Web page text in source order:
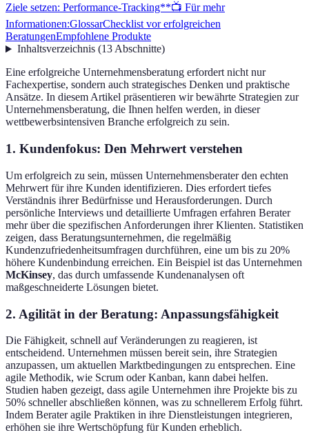
Ziele setzen: Performance-Tracking**📺 Für mehr
Informationen:GlossarChecklist vor erfolgreichen
BeratungenEmpfohlene Produkte
Inhaltsverzeichnis(13Abschnitte)
Eine erfolgreiche Unternehmensberatung erfordert nicht nur
Fachexpertise, sondern auch strategisches Denken und praktische
Ansätze. In diesem Artikel präsentieren wir bewährte Strategien zur
Unternehmensberatung, die Ihnen helfen werden, in dieser
wettbewerbsintensiven Branche erfolgreich zu sein.
1. Kundenfokus: Den Mehrwert verstehen
Um erfolgreich zu sein, müssen Unternehmensberater den echten
Mehrwert für ihre Kunden identifizieren. Dies erfordert tiefes
Verständnis ihrer Bedürfnisse und Herausforderungen. Durch
persönliche Interviews und detaillierte Umfragen erfahren Berater
mehr über die spezifischen Anforderungen ihrer Klienten. Statistiken
zeigen, dass Beratungsunternehmen, die regelmäßig
Kundenzufriedenheitsumfragen durchführen, eine um bis zu 20%
höhere Kundenbindung erreichen. Ein Beispiel ist das Unternehmen
McKinsey, das durch umfassende Kundenanalysen oft
maßgeschneiderte Lösungen bietet.
2. Agilität in der Beratung: Anpassungsfähigkeit
Die Fähigkeit, schnell auf Veränderungen zu reagieren, ist
entscheidend. Unternehmen müssen bereit sein, ihre Strategien
anzupassen, um aktuellen Marktbedingungen zu entsprechen. Eine
agile Methodik, wie Scrum oder Kanban, kann dabei helfen.
Studien haben gezeigt, dass agile Unternehmen ihre Projekte bis zu
50% schneller abschließen können, was zu schnellerem Erfolg führt.
Indem Berater agile Praktiken in ihre Dienstleistungen integrieren,
erhöhen sie ihre Wertschöpfung für Kunden erheblich.